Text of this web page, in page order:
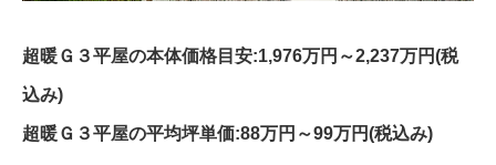
超暖Ｇ３平屋の本体価格目安:1,976万円～2,237万円(税
込み)
超暖Ｇ３平屋の平均坪単価:88万円～99万円(税込み)